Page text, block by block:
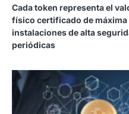
Cada token representa el
físico certificado de máxima
instalaciones de alta
periódicas